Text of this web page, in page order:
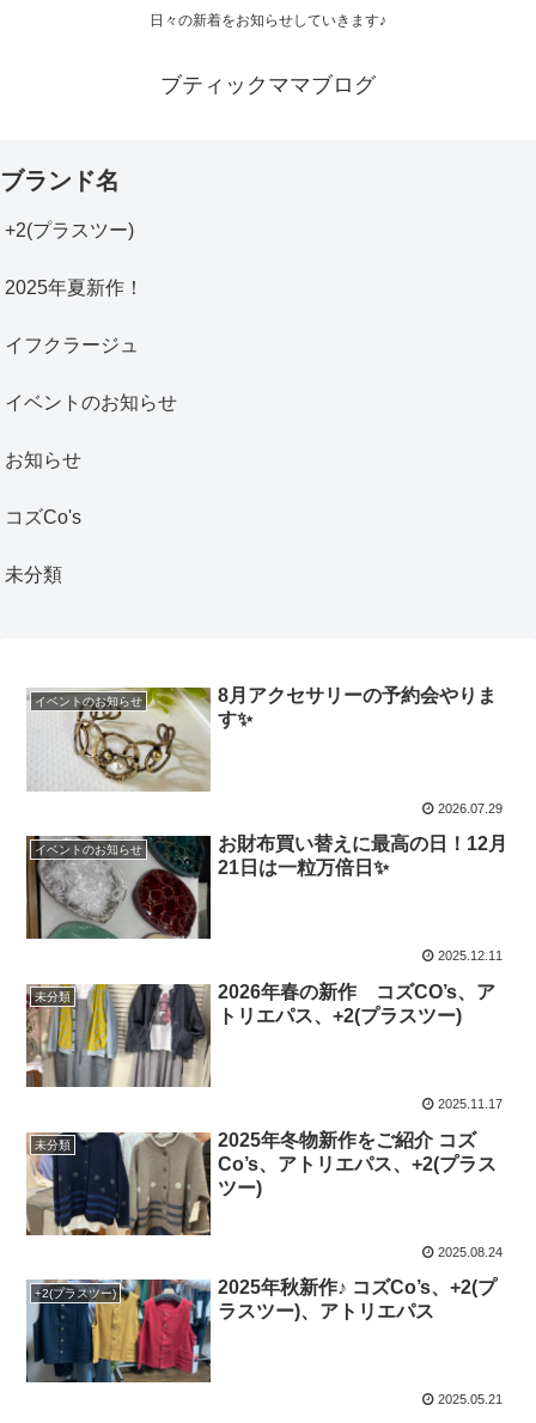
日々の新着をお知らせしていきます♪
ブティックママブログ
ブランド名
+2(プラスツー)
2025年夏新作！
イフクラージュ
イベントのお知らせ
お知らせ
コズCo's
未分類
イベントのお知らせ
8月アクセサリーの予約会やりま
す✨
2026.07.29
イベントのお知らせ
お財布買い替えに最高の日！12月
21日は一粒万倍日✨
2025.12.11
未分類
2026年春の新作 コズCO’s、ア
トリエパス、+2(プラスツー)
2025.11.17
未分類
2025年冬物新作をご紹介 コズ
Co’s、アトリエパス、+2(プラス
ツー)
2025.08.24
+2(プラスツー)
2025年秋新作♪ コズCo’s、+2(プ
ラスツー)、アトリエパス
2025.05.21